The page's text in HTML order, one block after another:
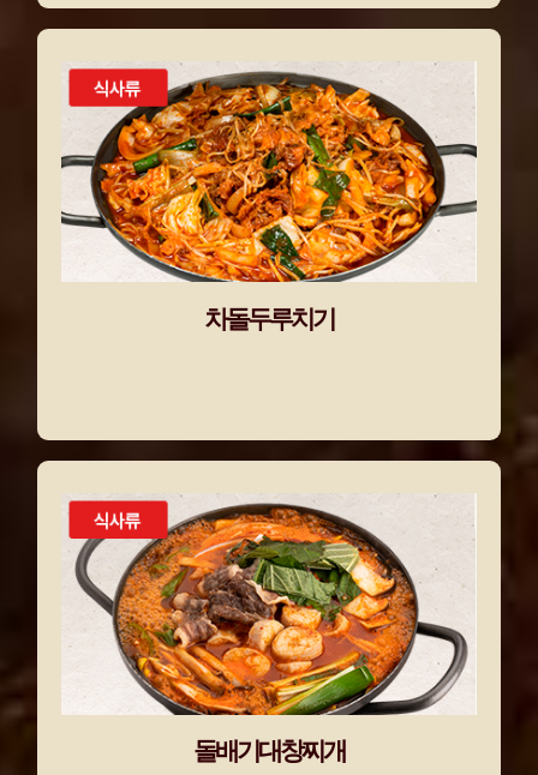
차돌두루치기
차돌두루치기
신선한 숙주나물과 대파 위에 고소하고 쫄깃한
차돌박이를 푸짐하게 올리고, 백종원의 특제양
념으로 완성해 얼큰한 맛이 일품인
돌배기집만의 대표 점심 메뉴!
돌배기대창찌개
돌배기대창찌개
소 대창과 차돌박이의 운명적인 만남!
진한 풍미와 감칠맛이 예술인 술 도둑!